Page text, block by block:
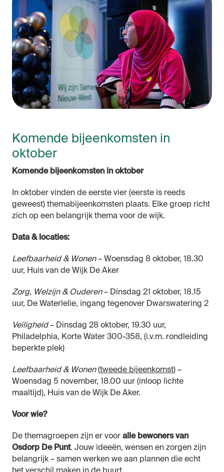
Komende bijeenkomsten in
oktober
Komende bijeenkomsten in oktober
In oktober vinden de eerste vier (eerste is reeds
geweest) themabijeenkomsten plaats. Elke groep richt
zich op een belangrijk thema voor de wijk.
Data & locaties:
Leefbaarheid & Wonen– Woensdag 8 oktober, 18.30
uur, Huis van de Wijk De Aker
Zorg, Welzijn & Ouderen– Dinsdag 21 oktober, 18.15
uur, De Waterlelie, ingang tegenover Dwarswatering 2
Veiligheid– Dinsdag 28 oktober, 19.30 uur,
Philadelphia, Korte Water 300-358, (i.v.m. rondleiding
beperkte plek)
Leefbaarheid & Wonen(tweede bijeenkomst) –
Woensdag 5 november, 18.00 uur (inloop lichte
maaltijd), Huis van de Wijk De Aker.
Voor wie?
De themagroepen zijn er voor alle bewoners van
Osdorp De Punt. Jouw ideeën, wensen en zorgen zijn
belangrijk – samen werken we aan plannen die echt